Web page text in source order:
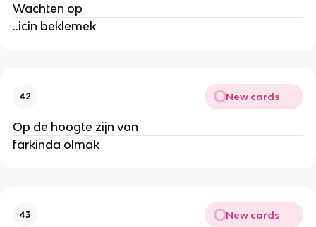
Wachten op
..icin beklemek
42 New cards
Op de hoogte zijn van
farkinda olmak
43 New cards